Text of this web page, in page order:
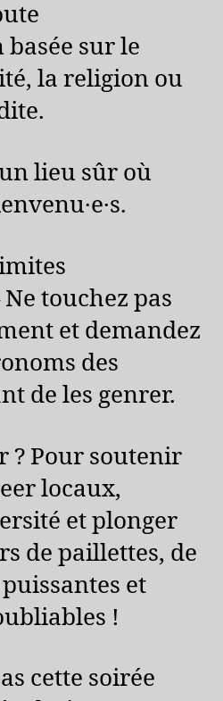
sur le
la religion ou
lieu sûr où
touchez pas
et demandez
des
de les genrer.
? Pour soutenir
locaux,
et plonger
de paillettes, de
et
!
cette soirée